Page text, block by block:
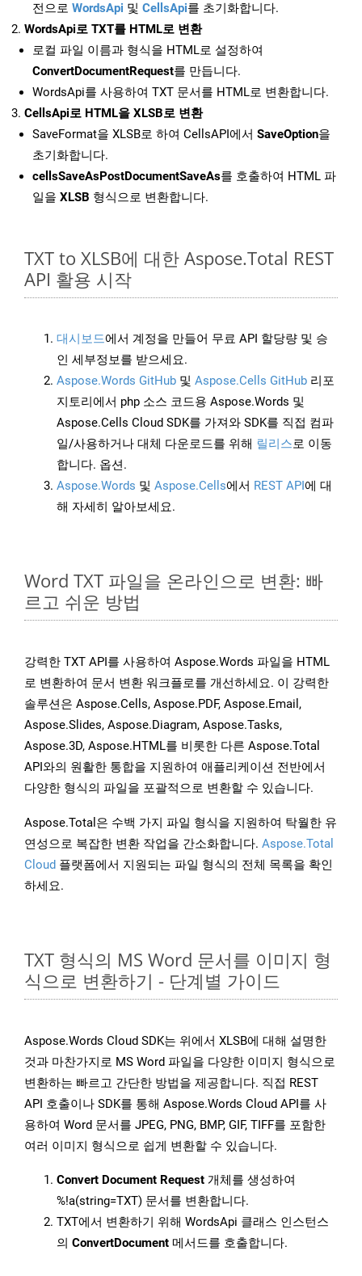
전으로 WordsApi 및 CellsApi를 초기화합니다.
WordsApi로 TXT를 HTML로 변환
로컬 파일 이름과 형식을 HTML로 설정하여
ConvertDocumentRequest를 만듭니다.
WordsApi를 사용하여 TXT 문서를 HTML로 변환합니다.
CellsApi로 HTML을 XLSB로 변환
SaveFormat을 XLSB로 하여 CellsAPI에서 SaveOption을
초기화합니다.
cellsSaveAsPostDocumentSaveAs를 호출하여 HTML 파
일을 XLSB 형식으로 변환합니다.
TXT to XLSB에 대한 Aspose.Total REST
API 활용 시작
대시보드에서 계정을 만들어 무료 API 할당량 및 승
인 세부정보를 받으세요.
Aspose.Words GitHub 및 Aspose.Cells GitHub 리포
지토리에서 php 소스 코드용 Aspose.Words 및
Aspose.Cells Cloud SDK를 가져와 SDK를 직접 컴파
일/사용하거나 대체 다운로드를 위해 릴리스로 이동
합니다. 옵션.
Aspose.Words 및 Aspose.Cells에서 REST API에 대
해 자세히 알아보세요.
Word TXT 파일을 온라인으로 변환: 빠
르고 쉬운 방법
강력한 TXT API를 사용하여 Aspose.Words 파일을 HTML
로 변환하여 문서 변환 워크플로를 개선하세요. 이 강력한
솔루션은 Aspose.Cells, Aspose.PDF, Aspose.Email,
Aspose.Slides, Aspose.Diagram, Aspose.Tasks,
Aspose.3D, Aspose.HTML를 비롯한 다른 Aspose.Total
API와의 원활한 통합을 지원하여 애플리케이션 전반에서
다양한 형식의 파일을 포괄적으로 변환할 수 있습니다.
Aspose.Total은 수백 가지 파일 형식을 지원하여 탁월한 유
연성으로 복잡한 변환 작업을 간소화합니다. Aspose.Total
Cloud 플랫폼에서 지원되는 파일 형식의 전체 목록을 확인
하세요.
TXT 형식의 MS Word 문서를 이미지 형
식으로 변환하기 - 단계별 가이드
Aspose.Words Cloud SDK는 위에서 XLSB에 대해 설명한
것과 마찬가지로 MS Word 파일을 다양한 이미지 형식으로
변환하는 빠르고 간단한 방법을 제공합니다. 직접 REST
API 호출이나 SDK를 통해 Aspose.Words Cloud API를 사
용하여 Word 문서를 JPEG, PNG, BMP, GIF, TIFF를 포함한
여러 이미지 형식으로 쉽게 변환할 수 있습니다.
Convert Document Request 개체를 생성하여
%!a(string=TXT) 문서를 변환합니다.
TXT에서 변환하기 위해 WordsApi 클래스 인스턴스
의 ConvertDocument 메서드를 호출합니다.